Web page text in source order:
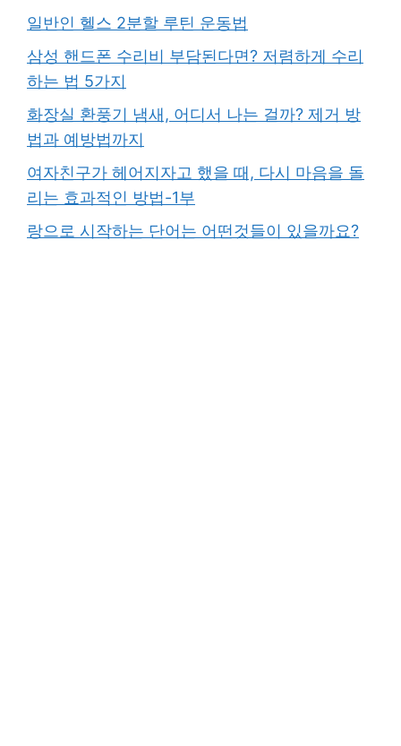
일반인 헬스 2분할 루틴 운동법
삼성 핸드폰 수리비 부담된다면? 저렴하게 수리
하는 법 5가지
화장실 환풍기 냄새, 어디서 나는 걸까? 제거 방
법과 예방법까지
여자친구가 헤어지자고 했을 때, 다시 마음을 돌
리는 효과적인 방법-1부
랑으로 시작하는 단어는 어떤것들이 있을까요?